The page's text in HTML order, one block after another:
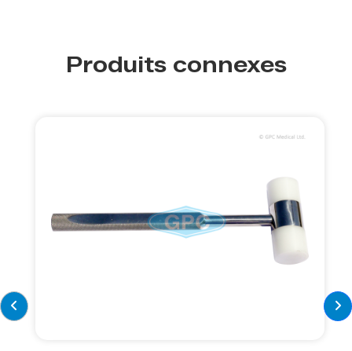
Produits connexes